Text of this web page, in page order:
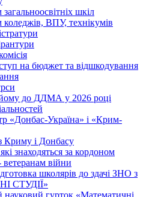
шкіл
ВПУ, технікумів
на бюджет та відшкодування
до ДДМА у 2026 році
«Донбас-Україна» і «Крим-
Криму і Донбасу
знаходяться за кордоном
війни
школярів до здачі ЗНО з
СТУДІЇ»
науковий гурток «Математичні